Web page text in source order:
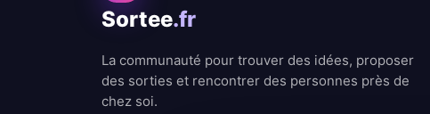
Sortee.fr
La communauté pour trouver des idées, proposer
des sorties et rencontrer des personnes près de
chez soi.